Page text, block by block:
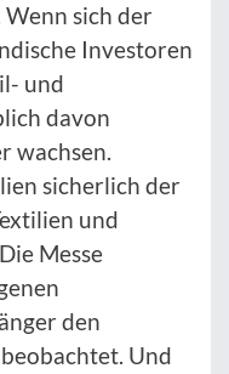
sich der
Investoren
und
davon
wachsen.
sicherlich der
und
Messe
den
Und